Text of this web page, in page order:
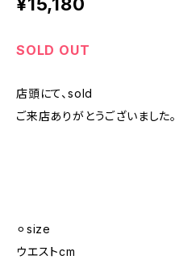
SOLD OUT
店頭にて、sold
ご来店ありがとうございました。
⚪︎size
ウエストcm